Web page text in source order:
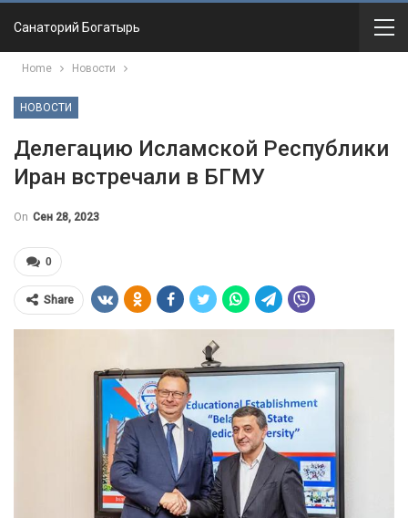
Санаторий Богатырь
Home Новости
НОВОСТИ
Делегацию Исламской Республики
Иран встречали в БГМУ
On Сен 28, 2023
0
Share